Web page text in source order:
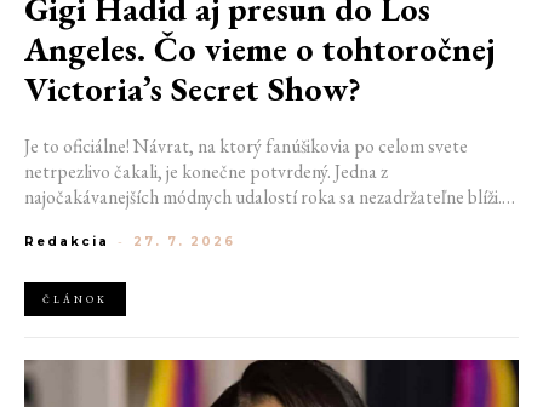
Angeles. Čo vieme o tohtoročnej
Victoria’s Secret Show?
Je to oficiálne! Návrat, na ktorý fanúšikovia po celom svete
netrpezlivo čakali, je konečne potvrdený. Jedna z
najočakávanejších módnych udalostí roka sa nezadržateľne blíži.
veľké novinky. Organizátori už prezradili miesto konania
prejde po ikonickom móle.
Redakcia - 27. 7. 2026
ČLÁNOK